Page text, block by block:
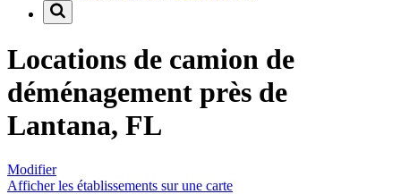
Locations de camion de
déménagement près de
Lantana, FL
Modifier
Afficher les établissements sur une carte